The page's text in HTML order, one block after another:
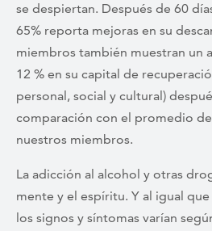
se despiertan. Después de 60
65% reporta mejoras en su
miembros también muestran un
12 % en su capital de
personal, social y cultural)
comparación con el promedio
nuestros miembros.
La adicción al alcohol y otras
mente y el espíritu. Y al igual
los signos y síntomas varían